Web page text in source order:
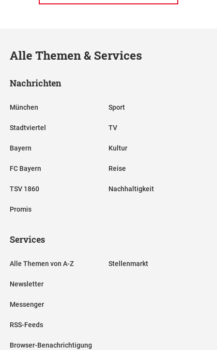
Alle Themen & Services
Nachrichten
München
Stadtviertel
Bayern
FC Bayern
TSV 1860
Promis
Sport
TV
Kultur
Reise
Nachhaltigkeit
Services
Alle Themen von A-Z
Newsletter
Messenger
RSS-Feeds
Browser-Benachrichtigung
Stellenmarkt